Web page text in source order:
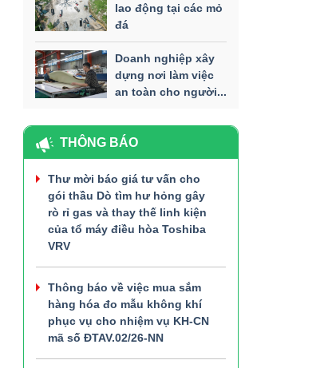
lao động tại các mỏ
đá
Doanh nghiệp xây
dựng nơi làm việc
an toàn cho người...
THÔNG BÁO
Thư mời báo giá tư vấn cho
gói thầu Dò tìm hư hỏng gây
rò rỉ gas và thay thế linh kiện
của tổ máy điều hòa Toshiba
VRV
Thông báo về việc mua sắm
hàng hóa đo mẫu không khí
phục vụ cho nhiệm vụ KH-CN
mã số ĐTAV.02/26-NN